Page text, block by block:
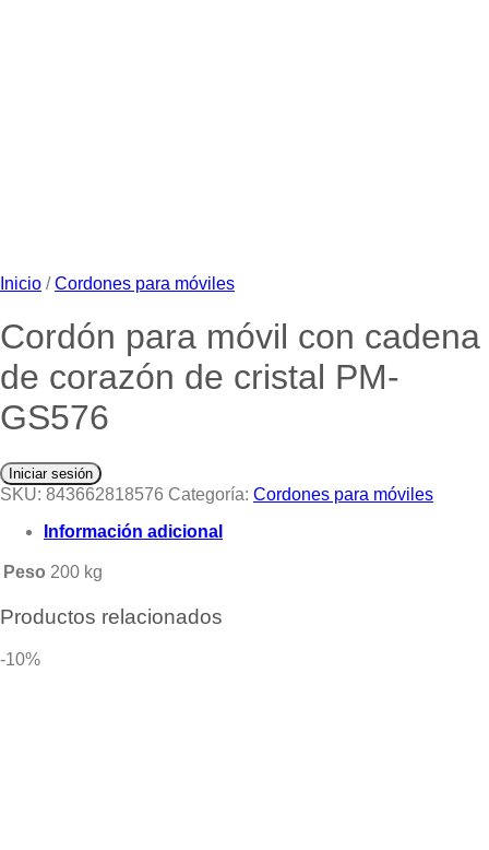
Inicio / Cordones para móviles
Cordón para móvil con cadena
de corazón de cristal PM-
GS576
Iniciar sesión
SKU: 843662818576 Categoría: Cordones para móviles
Información adicional
Peso 200 kg
Productos relacionados
-10%